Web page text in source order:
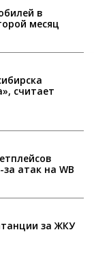
в
месяц
считает
атак на WB
за ЖКУ